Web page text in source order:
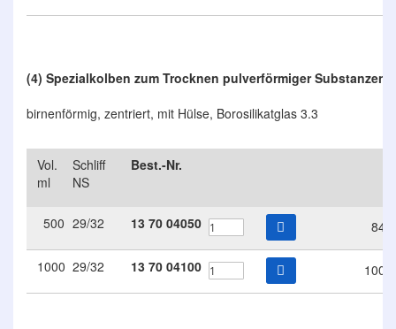
(4) Spezialkolben zum Trocknen pulverförmiger Substanzen
birnenförmig, zentriert, mit Hülse, Borosilikatglas 3.3
Vol.
ml
Schliff
NS
Best.-Nr.
500 29/32 13 70 04050
1000 29/32 13 70 04100